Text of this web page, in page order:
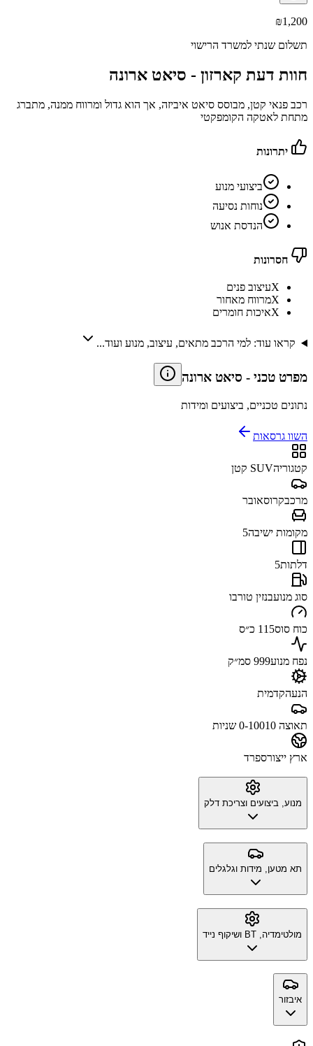
₪1,200
תשלום שנתי למשרד הרישוי
חוות דעת קארזון - סיאט ארונה
רכב פנאי קטן, מבוסס סיאט איביזה, אך הוא גדול ומרווח ממנה, מתברג
מתחת לאטקה הקומפקטי
יתרונות
ביצועי מנוע
נוחות נסיעה
הנדסת אנוש
חסרונות
Xעיצוב פנים
Xמרווח מאחור
Xאיכות חומרים
קראו עוד: למי הרכב מתאים, עיצוב, מנוע ועוד...
מפרט טכני - סיאט ארונה
נתונים טכניים, ביצועים ומידות
השוו גרסאות
קטגוריהSUV קטן
מרכבקרוסאובר
מקומות ישיבה5
דלתות5
סוג מנועבנזין טורבו
כוח סוס115 כ״ס
נפח מנוע999 סמ״ק
הנעהקדמית
תאוצה 0-100 10 שניות
ארץ ייצורספרד
מנוע, ביצועים וצריכת דלק
תא מטען, מידות וגלגלים
מולטימדיה, BT ושיקוף נייד
איבזור